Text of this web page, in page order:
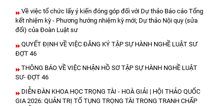
Về việc tổ chức lấy ý kiến đóng góp đối với Dự thảo Báo cáo Tổng
kết nhiệm kỳ - Phương hướng nhiệm kỳ mới; Dự thảo Nội quy (sửa
đổi) của Đoàn Luật sư
QUYẾT ĐỊNH VỀ VIỆC ĐĂNG KÝ TẬP SỰ HÀNH NGHỀ LUẬT SƯ
ĐỢT 46
THÔNG BÁO VỀ VIỆC NHẬN HỒ SƠ TẬP SỰ HÀNH NGHỀ LUẬT
SƯ- ĐỢT 46
DIỄN ĐÀN KHOA HỌC TRỌNG TÀI - HOÀ GIẢI | HỘI THẢO QUỐC
GIA 2026: QUẢN TRỊ TỐ TỤNG TRỌNG TÀI TRONG TRANH CHẤP